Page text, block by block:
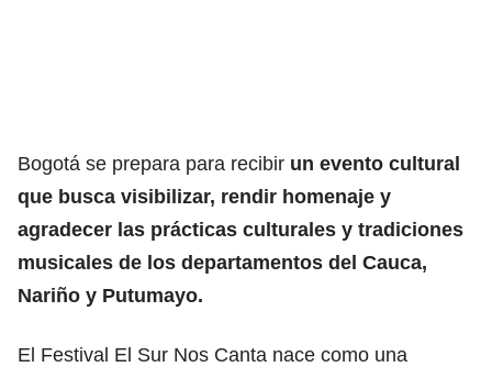
Bogotá se prepara para recibir un evento cultural
que busca visibilizar, rendir homenaje y
agradecer las prácticas culturales y tradiciones
musicales de los departamentos del Cauca,
Nariño y Putumayo.
El Festival El Sur Nos Canta nace como una